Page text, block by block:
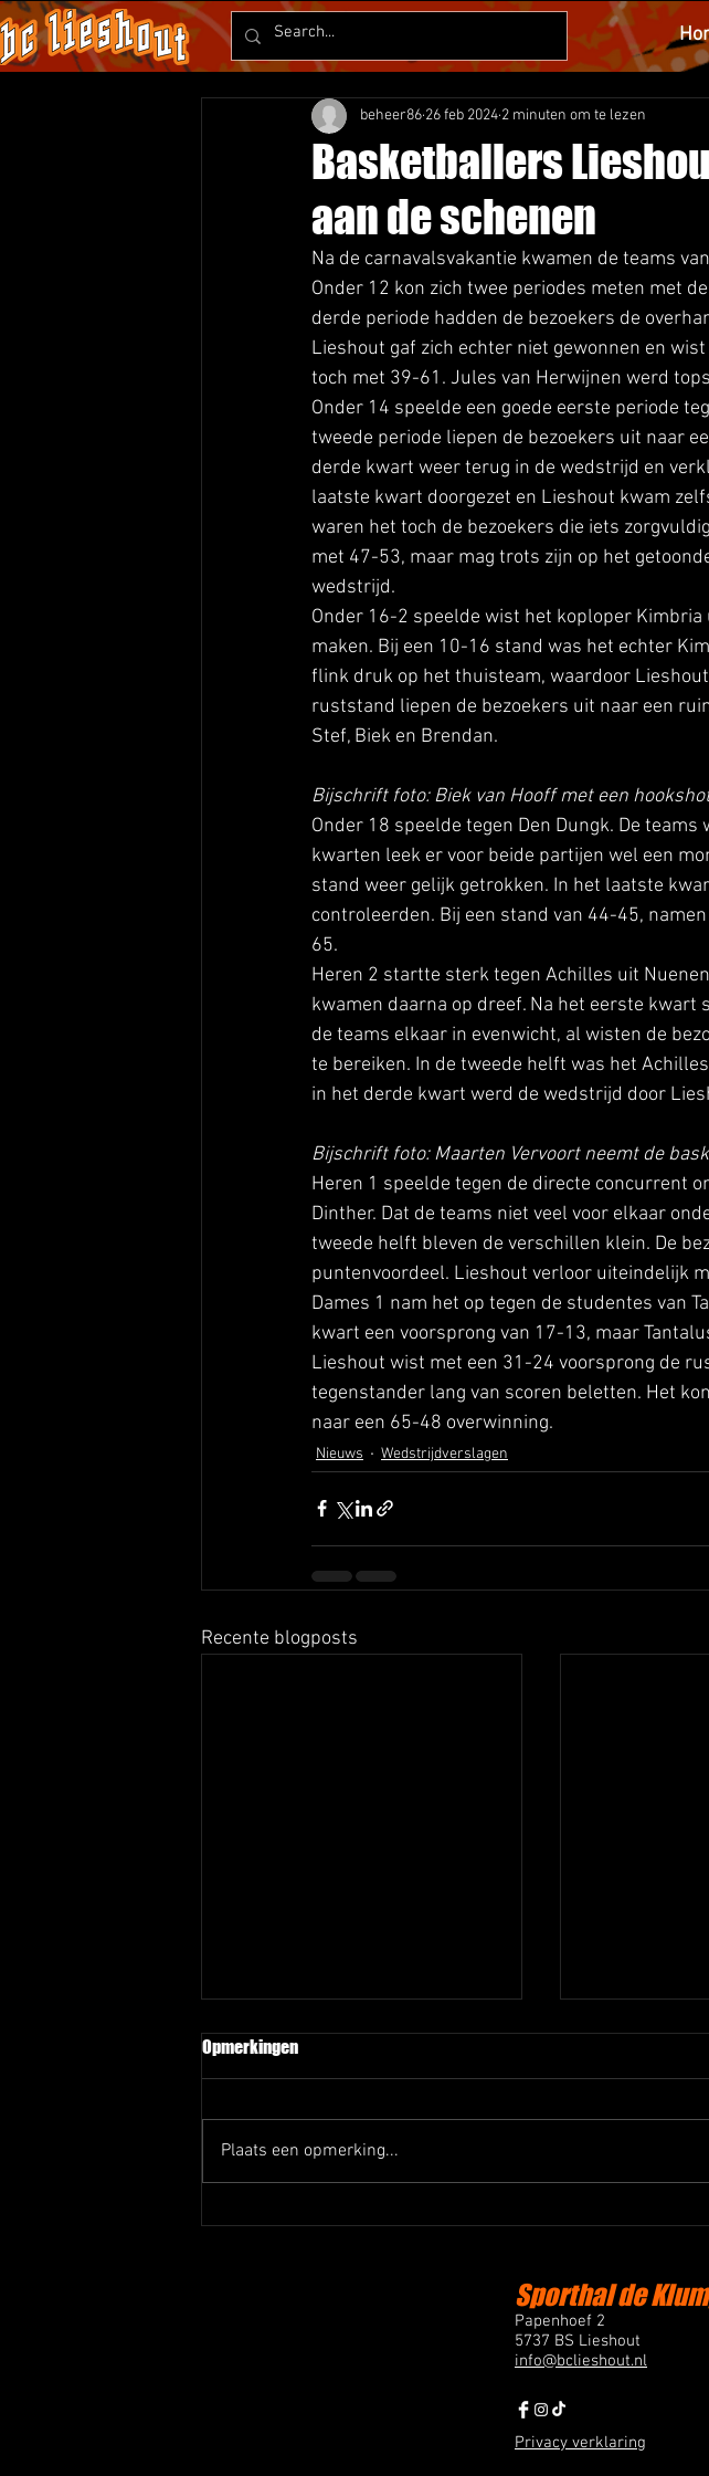
Basketballers
aan de schenen
beheer86 26 feb 2024 2 minuten om te lezen
Na de carnavalsvakantie kwamen de teams
Onder 12 kon zich twee periodes meten met
derde periode hadden de bezoekers de
Lieshout gaf zich echter niet gewonnen en
toch met 39-61. Jules van Herwijnen werd
Onder 14 speelde een goede eerste periode
tweede periode liepen de bezoekers uit naar
derde kwart weer terug in de wedstrijd en
laatste kwart doorgezet en Lieshout kwam
waren het toch de bezoekers die iets
met 47-53, maar mag trots zijn op het
wedstrijd.
Onder 16-2 speelde wist het koploper
maken. Bij een 10-16 stand was het echter
flink druk op het thuisteam, waardoor
ruststand liepen de bezoekers uit naar een
Stef, Biek en Brendan.
Bijschrift foto: Biek van Hooff met een
Onder 18 speelde tegen Den Dungk. De
kwarten leek er voor beide partijen wel een
stand weer gelijk getrokken. In het laatste
controleerden. Bij een stand van 44-45,
65.
Heren 2 startte sterk tegen Achilles uit
kwamen daarna op dreef. Na het eerste
de teams elkaar in evenwicht, al wisten de
te bereiken. In de tweede helft was het
in het derde kwart werd de wedstrijd door
Bijschrift foto: Maarten Vervoort neemt de
Heren 1 speelde tegen de directe concurrent
Dinther. Dat de teams niet veel voor elkaar
tweede helft bleven de verschillen klein. De
puntenvoordeel. Lieshout verloor uiteindelijk
Dames 1 nam het op tegen de studentes van
kwart een voorsprong van 17-13, maar
Lieshout wist met een 31-24 voorsprong de
tegenstander lang van scoren beletten. Het
naar een 65-48 overwinning.
Nieuws Wedstrijdverslagen
Recente blogposts
Afscheid Rob en Joep
Succesvol All
voor leden,
Opmerkingen
Plaats een opmerking...
Sporthal de
Papenhoef 2
5737 BS Lieshout
info@bclieshout.nl
Privacy verklaring